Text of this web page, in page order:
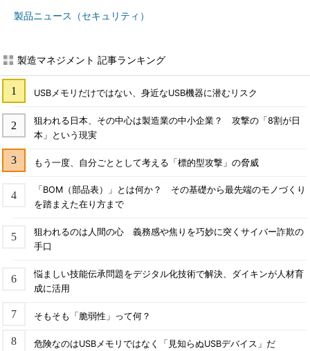
製品ニュース（セキュリティ）
製造マネジメント 記事ランキング
USBメモリだけではない、身近なUSB機器に潜むリスク
狙われる日本、その中心は製造業の中小企業？ 攻撃の「8割が日
本」という現実
もう一度、自分ごととして考える「標的型攻撃」の脅威
「BOM（部品表）」とは何か？ その基礎から最先端のモノづくり
を踏まえた在り方まで
狙われるのは人間の心 義務感や焦りを巧妙に突くサイバー詐欺の
手口
悩ましい技能伝承問題をデジタル化技術で解決、ダイキンが人材育
成に活用
そもそも「脆弱性」って何？
危険なのはUSBメモリではなく「見知らぬUSBデバイス」だ